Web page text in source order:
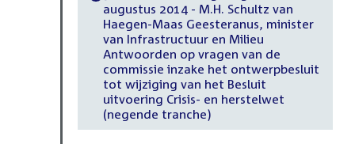
augustus 2014 - M.H. Schultz van
Haegen-Maas Geesteranus, minister
van Infrastructuur en Milieu
Antwoorden op vragen van de
commissie inzake het ontwerpbesluit
tot wijziging van het Besluit
uitvoering Crisis- en herstelwet
(negende tranche)